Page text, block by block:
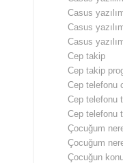
Casus
Casus
Casus
Cep takip
Cep takip
Cep telefonu
Cep telefonu
Cep telefonu
Çocuğum
Çocuğum
Çocuğun